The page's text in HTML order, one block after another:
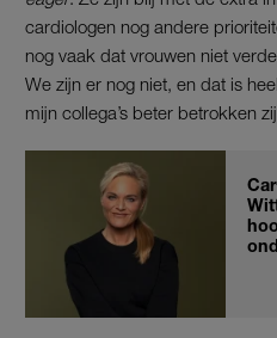
cardiologen nog andere
nog vaak dat vrouwen niet
We zijn er nog niet, en dat is
mijn collega’s beter betrokken